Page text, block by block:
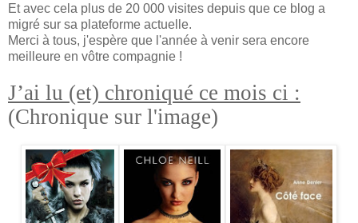
Et avec cela plus de 20 000 visites depuis que ce blog a
migré sur sa plateforme actuelle.
Merci à tous, j'espère que l'année à venir sera encore
meilleure en vôtre compagnie !
J’ai lu (et) chroniqué ce mois ci :
(Chronique sur l'image)